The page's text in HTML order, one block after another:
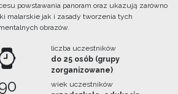
powstawania panoram oraz ukazują zarówno
malarskie jak i zasady tworzenia tych
obrazów.
liczba uczestników
do 25 osób (grupy
zorganizowane)
wiek uczestników